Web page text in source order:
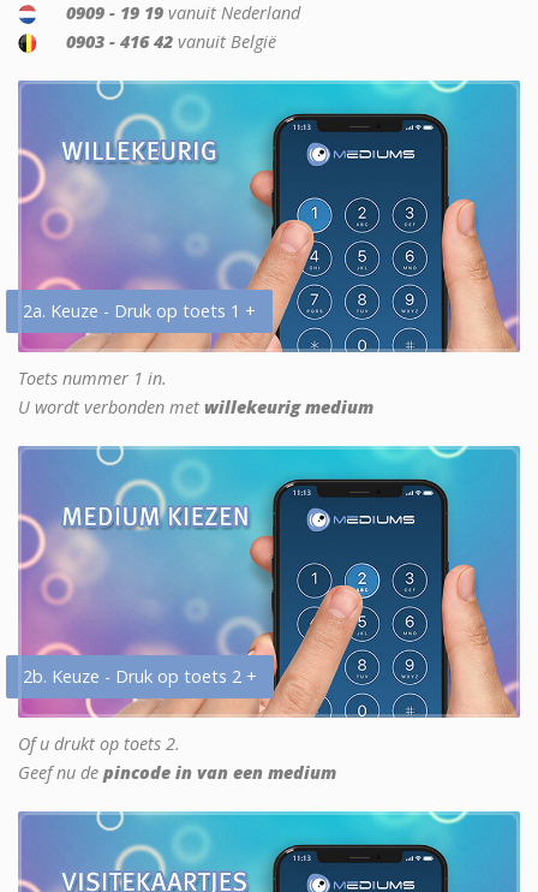
0909 - 19 19 vanuit Nederland
0903 - 416 42 vanuit België
2a. Keuze - Druk op toets 1 +
Toets nummer 1 in.
U wordt verbonden met willekeurig medium
2b. Keuze - Druk op toets 2 +
Of u drukt op toets 2.
Geef nu de pincode in van een medium